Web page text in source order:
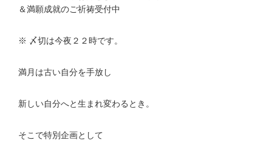
＆満願成就のご祈祷受付中
※ 〆切は今夜２２時です。
満月は古い自分を手放し
新しい自分へと生まれ変わるとき。
そこで特別企画として